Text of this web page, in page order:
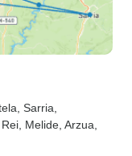
, Sarria
Rei , Melide , Arzua